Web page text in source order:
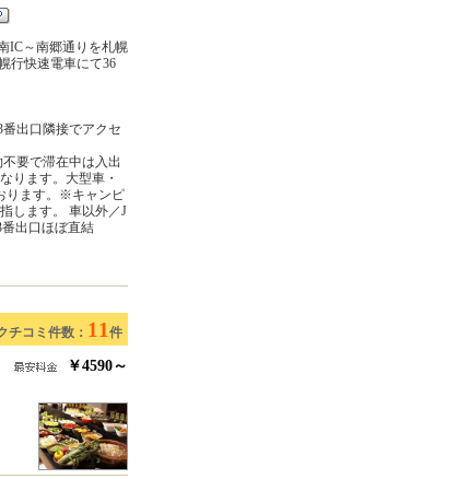
IC～南郷通りを札幌
行快速電車にて36
出口隣接でアクセ
要で滞在中は入出
ります。大型車・
ります。※キャンピ
します。 車以外／J
出口ほぼ直結
チコミ件数： 11 件
￥4590～